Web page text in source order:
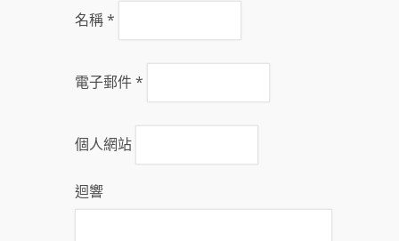
名稱*
電子郵件*
個人網站
迴響